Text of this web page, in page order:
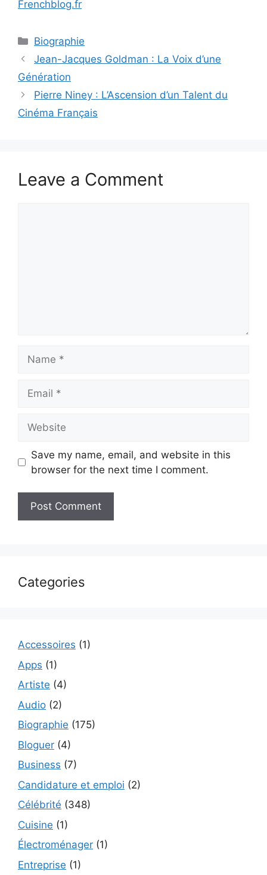
Frenchblog.fr
Categories
Biographie
Jean-Jacques Goldman : La Voix d’une
Génération
Pierre Niney : L’Ascension d’un Talent du
Cinéma Français
Leave a Comment
Save my name, email, and website in this
browser for the next time I comment.
Categories
Accessoires (1)
Apps (1)
Artiste (4)
Audio (2)
Biographie (175)
Bloguer (4)
Business (7)
Candidature et emploi (2)
Célébrité (348)
Cuisine (1)
Électroménager (1)
Entreprise (1)